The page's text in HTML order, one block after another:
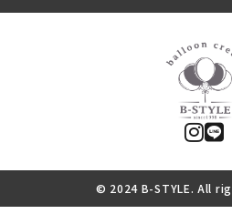
© 2024 B-STYLE. All